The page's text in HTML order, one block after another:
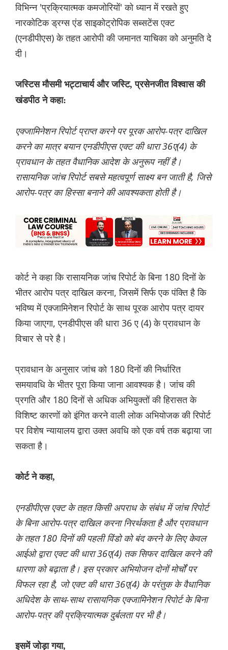
विभिन्न 'प्रक्रियात्मक कमजोरियों' को ध्यान में रखते हुए
नारकोटिक ड्रग्स एंड साइकोट्रोपिक सब्सटेंस एक्ट
(एनडीपीएस) के तहत आरोपी की जमानत याचिका को अनुमति दे
दी।
जस्टिस मौसमी भट्टाचार्य और जस्टि, प्रसेनजीत विश्वास की
खंडपीठ ने कहा:
एक्जामिनेशन रिपोर्ट प्राप्त करने पर पूरक आरोप-पत्र दाखिल
करने का मात्र बयान एनडीपीएस एक्ट की धारा 36ए(4) के
प्रावधान के तहत वैधानिक आदेश के अनुरूप नहीं है।
रासायनिक जांच रिपोर्ट सबसे महत्वपूर्ण साक्ष्य बन जाती है, जिसे
आरोप-पत्र का हिस्सा बनाने की आवश्यकता होती है।
कोर्ट ने कहा कि रासायनिक जांच रिपोर्ट के बिना 180 दिनों के
भीतर आरोप पत्र दाखिल करना, जिसमें सिर्फ एक पंक्ति है कि
भविष्य में एक्जामिनेशन रिपोर्ट के साथ पूरक आरोप पत्र दायर
किया जाएगा, एनडीपीएस की धारा 36 ए (4) के प्रावधान के
विचार से परे है।
प्रावधान के अनुसार जांच को 180 दिनों की निर्धारित
समयावधि के भीतर पूरा किया जाना आवश्यक है। जांच की
प्रगति और 180 दिनों से अधिक अभियुक्तों की हिरासत के
विशिष्ट कारणों को इंगित करने वाली लोक अभियोजक की रिपोर्ट
पर विशेष न्यायालय द्वारा उक्त अवधि को एक वर्ष तक बढ़ाया जा
सकता है।
कोर्ट ने कहा,
एनडीपीएस एक्ट के तहत किसी अपराध के संबंध में जांच रिपोर्ट
के बिना आरोप-पत्र दाखिल करना निरर्थकता है और प्रावधान
के तहत 180 दिनों की पहली विंडो को बंद करने के लिए केवल
आईओ द्वारा एक्ट की धारा 36ए(4) तक सिफर दाखिल करने की
धारणा को बढ़ाता है। इस प्रकार अभियोजन दोनों मोर्चों पर
विफल रहा है, जो एक्ट की धारा 36ए(4) के परंतुक के वैधानिक
अधिदेश के साथ-साथ रासायनिक एक्जामिनेशन रिपोर्ट के बिना
आरोप-पत्र की प्रक्रियात्मक दुर्बलता पर भी है।
इसमें जोड़ा गया,